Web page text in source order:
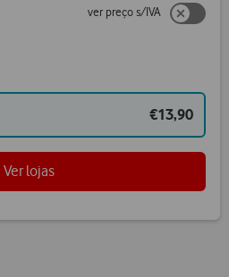
ver preço s/IVA
€13,90
Ver lojas